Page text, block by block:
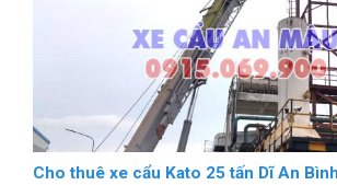
Cho thuê xe cẩu Kato 25 tấn Dĩ An